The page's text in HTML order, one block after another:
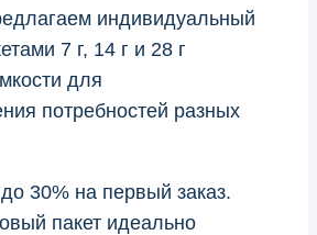
индивидуальный
7 г, 14 г и 28 г
для
потребностей разных
30% на первый заказ.
пакет идеально